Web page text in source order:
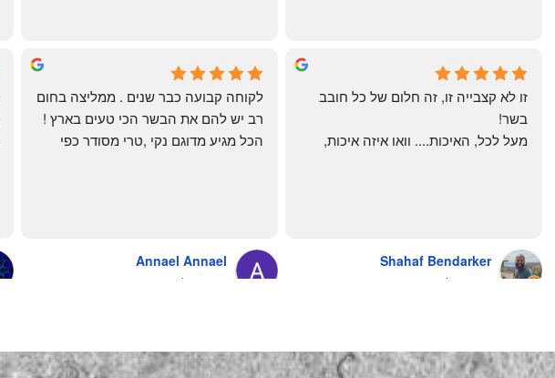
May Azulay
a month ago
michal gottfried
4 months ago
Shahaf Bendarker
בשר!
אהרון' איך מנהלים עסק ושירות לקוחות
Annael Annael